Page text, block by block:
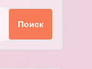
Поиск